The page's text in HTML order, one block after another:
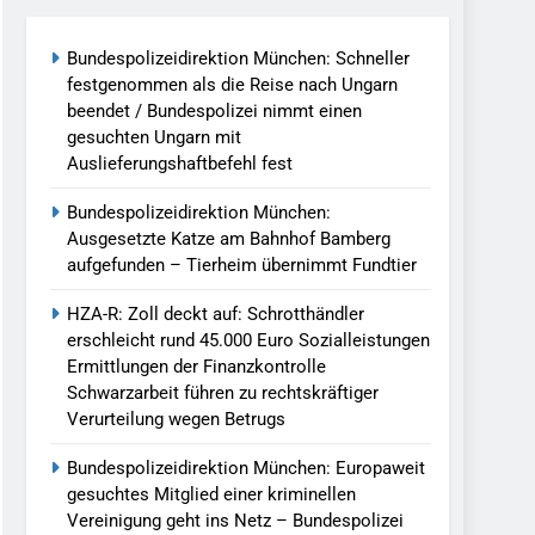
Vereinigung Geht Ins Netz –
In Saarbrücken
/ Bundespolizei Ermittelt Wegen
Fest / Mann Nach Gleissturz Verletzt
Kontrolle In Waidhaus Führt
Bundespolizei Stellt Auto
Bundespolizeidirektion München: Schneller
festgenommen als die Reise nach Ungarn
beendet / Bundespolizei nimmt einen
gesuchten Ungarn mit
Auslieferungshaftbefehl fest
Bundespolizeidirektion München:
Ausgesetzte Katze am Bahnhof Bamberg
aufgefunden – Tierheim übernimmt Fundtier
HZA-R: Zoll deckt auf: Schrotthändler
erschleicht rund 45.000 Euro Sozialleistungen
Ermittlungen der Finanzkontrolle
Schwarzarbeit führen zu rechtskräftiger
Verurteilung wegen Betrugs
Bundespolizeidirektion München: Europaweit
gesuchtes Mitglied einer kriminellen
Vereinigung geht ins Netz – Bundespolizei